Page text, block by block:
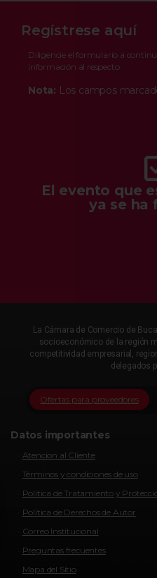
Regístrese aquí
Diligencie el formulario a
información al respecto
Nota: Los campos
El evento que
ya se ha
La Cámara de Comercio de
socioeconómico de la región
competitividad empresarial,
delegados
Ofertas para proveedores
Datos importantes
Atencion al Cliente
Términos y condiciones de uso
Política de Tratamiento y
Política de Derechos de Autor
Correo Institucional
Preguntas frecuentes
Mapa del Sitio